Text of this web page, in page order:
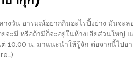
งวัน อารมณ์อยากกินอะไรปิ้งย่าง มันจะ
จะมี หรือถ้ามีก็จะอยู่ในห้างเสียส่วนใหญ่
10.00 น. มาแนะนำให้รู้จัก ต่อจากนี้ไปอ